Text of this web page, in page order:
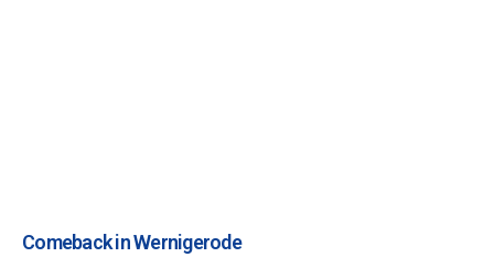
Comeback in Wernigerode